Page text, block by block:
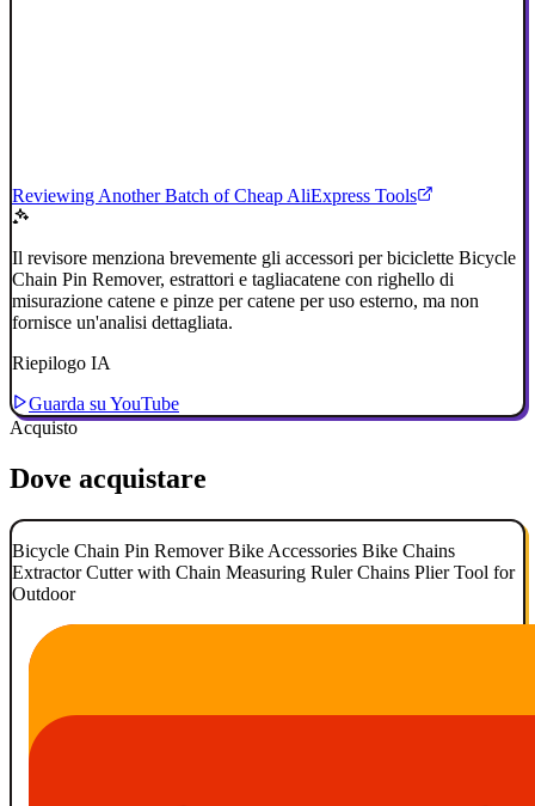
Reviewing Another Batch of Cheap AliExpress Tools
Il revisore menziona brevemente gli accessori per biciclette Bicycle
Chain Pin Remover, estrattori e tagliacatene con righello di
misurazione catene e pinze per catene per uso esterno, ma non
fornisce un'analisi dettagliata.
Riepilogo IA
Guarda su YouTube
Acquisto
Dove acquistare
Bicycle Chain Pin Remover Bike Accessories Bike Chains
Extractor Cutter with Chain Measuring Ruler Chains Plier Tool for
Outdoor